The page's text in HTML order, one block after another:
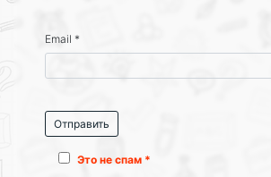
Email *
Это не спам *